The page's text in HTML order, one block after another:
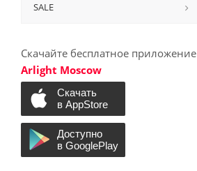
SALE
Скачайте бесплатное приложение
Arlight Moscow